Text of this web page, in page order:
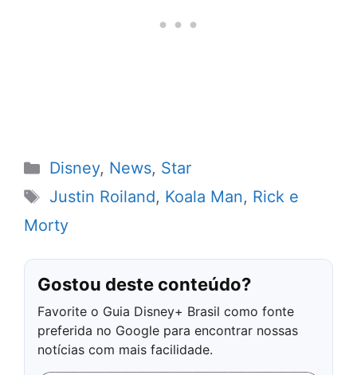
Categorias
Disney, News, Star
Tags
Justin Roiland, Koala Man, Rick e
Morty
Gostou deste conteúdo?
Favorite o Guia Disney+ Brasil como fonte
preferida no Google para encontrar nossas
notícias com mais facilidade.